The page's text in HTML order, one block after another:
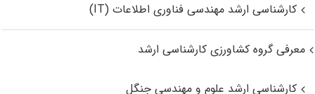
کارشناسی ارشد مهندسی فناوری اطلاعات (IT)
معرفی گروه کشاورزی کارشناسی ارشد
کارشناسی ارشد علوم و مهندسی جنگل